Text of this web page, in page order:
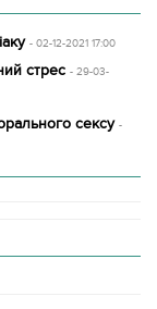
- 02-12-2021 17:00
стрес - 29-03-
сексу -